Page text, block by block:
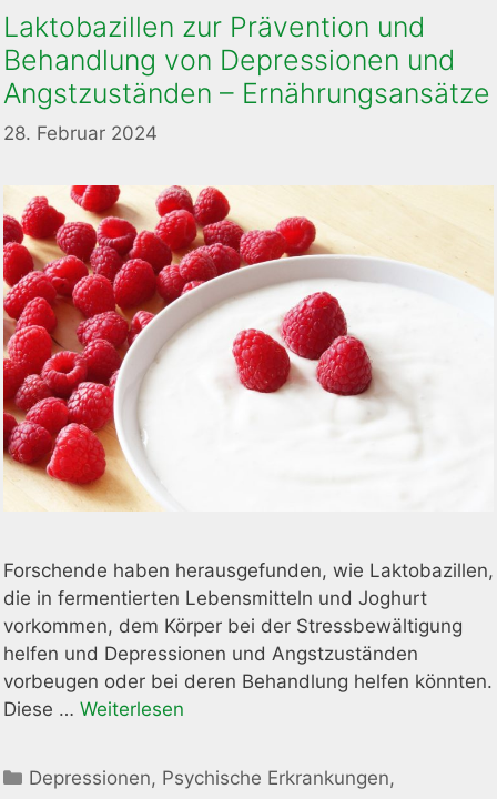
Laktobazillen zur Prävention und
Behandlung von Depressionen und
Angstzuständen – Ernährungsansätze
28. Februar 2024
Forschende haben herausgefunden, wie Laktobazillen,
die in fermentierten Lebensmitteln und Joghurt
vorkommen, dem Körper bei der Stressbewältigung
helfen und Depressionen und Angstzuständen
vorbeugen oder bei deren Behandlung helfen könnten.
Diese … Weiterlesen
Kategorien
Depressionen, Psychische Erkrankungen,